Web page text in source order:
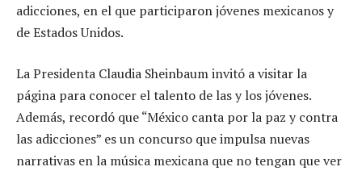
adicciones, en el que participaron jóvenes mexicanos y
de Estados Unidos.
La Presidenta Claudia Sheinbaum invitó a visitar la
página para conocer el talento de las y los jóvenes.
Además, recordó que “México canta por la paz y contra
las adicciones” es un concurso que impulsa nuevas
narrativas en la música mexicana que no tengan que ver